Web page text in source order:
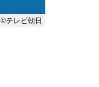
©テレビ朝日